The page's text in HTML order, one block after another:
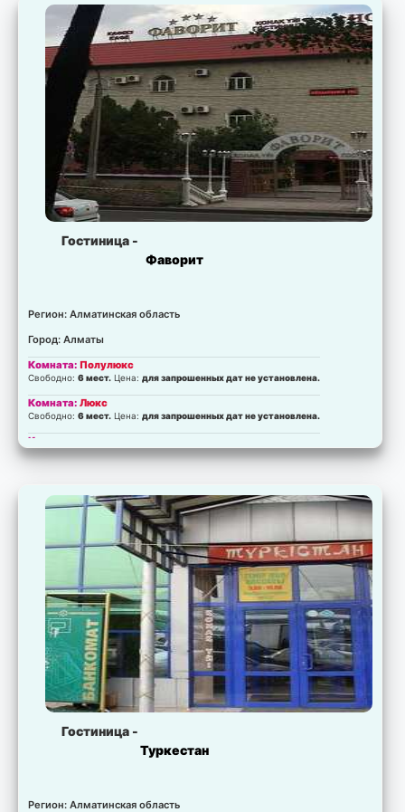
Гостиница -
Фаворит
Регион: Алматинская область
Город: Алматы
Комната:Полулюкс
Свободно:6 мест. Цена:для запрошенных дат не установлена.
Комната:Люкс
Свободно:6 мест. Цена:для запрошенных дат не установлена.
Комната:
Гостиница -
Туркестан
Регион: Алматинская область